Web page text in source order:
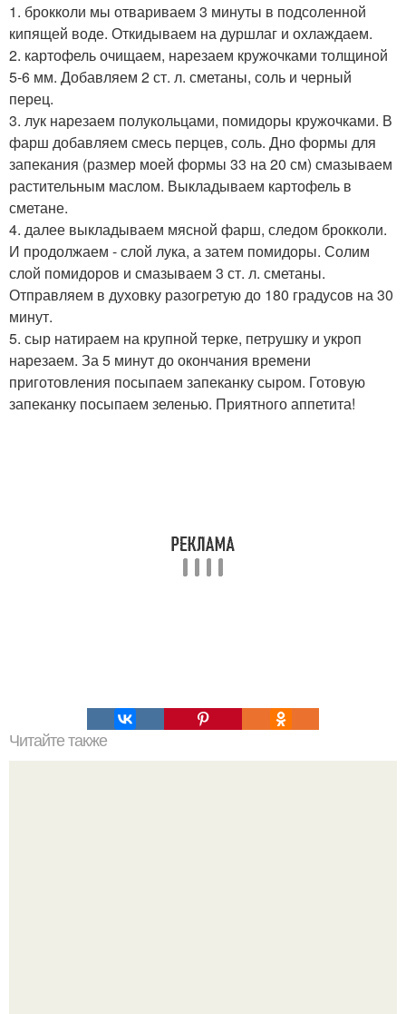
1. брокколи мы отвариваем 3 минуты в подсоленной
кипящей воде. Откидываем на дуршлаг и охлаждаем.
2. картофель очищаем, нарезаем кружочками толщиной
5-6 мм. Добавляем 2 ст. л. сметаны, соль и черный
перец.
3. лук нарезаем полукольцами, помидоры кружочками. В
фарш добавляем смесь перцев, соль. Дно формы для
запекания (размер моей формы 33 на 20 см) смазываем
растительным маслом. Выкладываем картофель в
сметане.
4. далее выкладываем мясной фарш, следом брокколи.
И продолжаем - слой лука, а затем помидоры. Солим
слой помидоров и смазываем 3 ст. л. сметаны.
Отправляем в духовку разогретую до 180 градусов на 30
минут.
5. сыр натираем на крупной терке, петрушку и укроп
нарезаем. За 5 минут до окончания времени
приготовления посыпаем запеканку сыром. Готовую
запеканку посыпаем зеленью. Приятного аппетита!
Читайте также